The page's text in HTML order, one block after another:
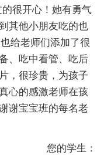
很开心！她有勇气
其他小朋友吃的也
给老师们添加了很
、吃中看管、吃后
，很珍贵，为孩子
心的感激老师在孩
谢宝宝班的每名老
您的学生：